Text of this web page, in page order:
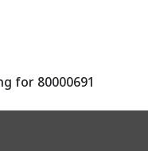
for 80000691